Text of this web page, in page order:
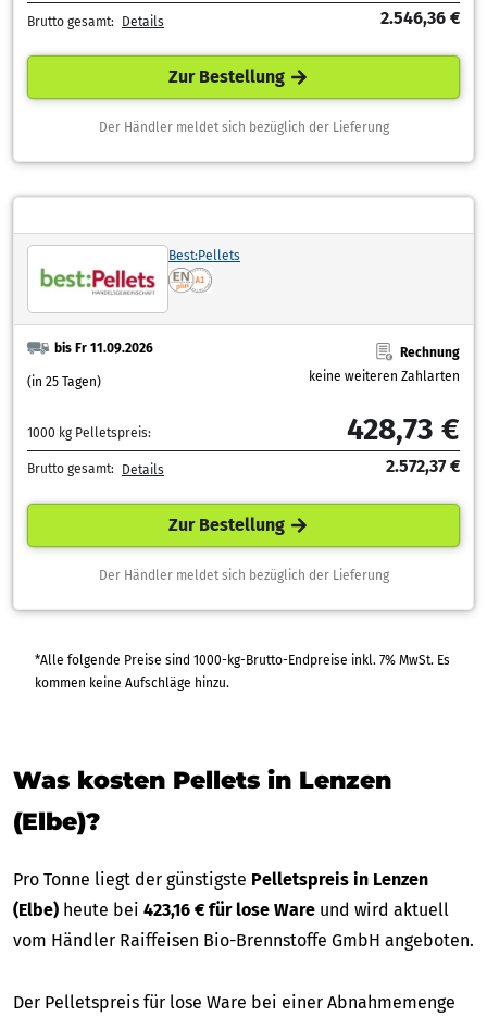
Brutto gesamt: Details 2.546,36 €
Zur Bestellung
Der Händler meldet sich bezüglich der Lieferung
Best:Pellets
bis Fr 11.09.2026
(in 25 Tagen)
Rechnung
keine weiteren Zahlarten
1000 kg Pelletspreis: 428,73 €
Brutto gesamt: Details 2.572,37 €
Zur Bestellung
Der Händler meldet sich bezüglich der Lieferung
*Alle folgende Preise sind 1000-kg-Brutto-Endpreise inkl. 7% MwSt. Es
kommen keine Aufschläge hinzu.
Was kosten Pellets in Lenzen
(Elbe)?
Pro Tonne liegt der günstigste Pelletspreis in Lenzen
(Elbe) heute bei 423,16 € für lose Ware und wird aktuell
vom Händler Raiffeisen Bio-Brennstoffe GmbH angeboten.
Der Pelletspreis für lose Ware bei einer Abnahmemenge